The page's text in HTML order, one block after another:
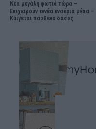
Νέα μεγάλη φωτιά τώρα –
Επιχειρούν εννέα εναέρια μέσα –
Καίγεται παpθένο δάσος